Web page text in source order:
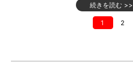
続きを読む >>
1 2